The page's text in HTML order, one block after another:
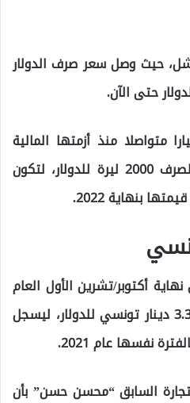
حيث وصلسعر صرف الدولار
متواصلا منذ أزمتها المالية
في 2019 حيث كان سعر الصرف 2000 ليرة للدولار، لتكون
أكتوبر/تشرين الأول العام
الماضي وبلغ سعر صرفه 3.309 دينار تونسي للدولار، ليسجل
السابق “محسن حسن” بأن